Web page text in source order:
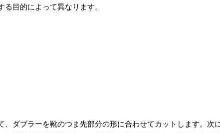
目的によって異なります。
ダブラーを靴のつま先部分の形に合わせてカットします。次